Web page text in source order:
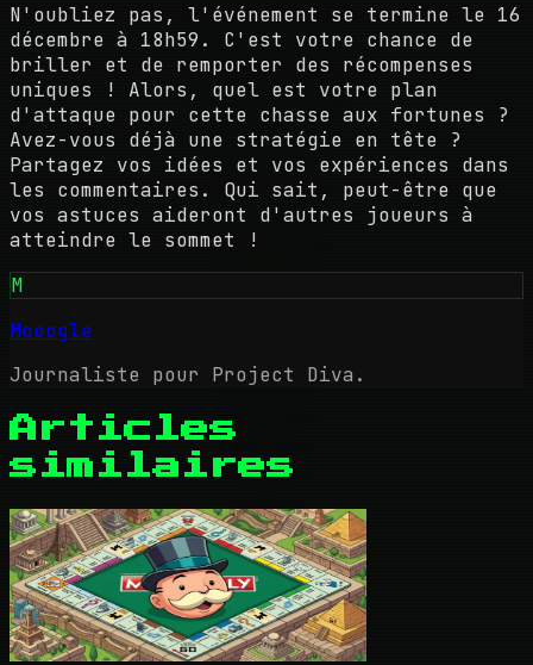
N'oubliez pas, l'événement se termine le 16
décembre à 18h59. C'est votre chance de
briller et de remporter des récompenses
uniques ! Alors, quel est votre plan
d'attaque pour cette chasse aux fortunes ?
Avez-vous déjà une stratégie en tête ?
Partagez vos idées et vos expériences dans
les commentaires. Qui sait, peut-être que
vos astuces aideront d'autres joueurs à
atteindre le sommet !
M
Mooogle
Journaliste pour Project Diva.
Articles
similaires